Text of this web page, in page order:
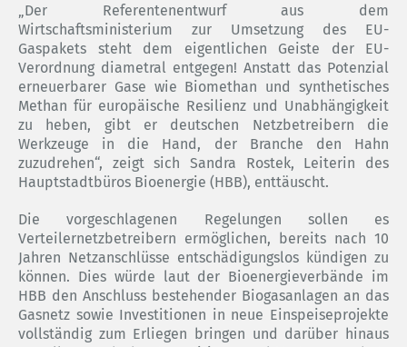
„Der Referentenentwurf aus dem
Wirtschaftsministerium zur Umsetzung des EU-
Gaspakets steht dem eigentlichen Geiste der EU-
Verordnung diametral entgegen! Anstatt das Potenzial
erneuerbarer Gase wie Biomethan und synthetisches
Methan für europäische Resilienz und Unabhängigkeit
zu heben, gibt er deutschen Netzbetreibern die
Werkzeuge in die Hand, der Branche den Hahn
zuzudrehen“, zeigt sich Sandra Rostek, Leiterin des
Hauptstadtbüros Bioenergie (HBB), enttäuscht.
Die vorgeschlagenen Regelungen sollen es
Verteilernetzbetreibern ermöglichen, bereits nach 10
Jahren Netzanschlüsse entschädigungslos kündigen zu
können. Dies würde laut der Bioenergieverbände im
HBB den Anschluss bestehender Biogasanlagen an das
Gasnetz sowie Investitionen in neue Einspeiseprojekte
vollständig zum Erliegen bringen und darüber hinaus